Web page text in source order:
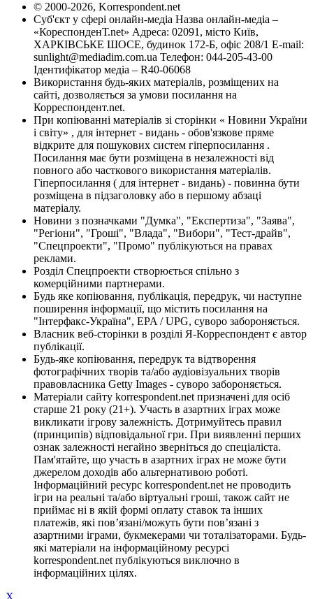
© 2000-2026, Korrespondent.net
Суб'єкт у сфері онлайн-медіа Назва онлайн-медіа –
«КореспонденТ.net» Адреса: 02091, місто Київ,
ХАРКІВСЬКЕ ШОСЕ, будинок 172-Б, офіс 208/1 E-mail:
sunlight@mediadim.com.ua Телефон: 044-205-43-00
Ідентифікатор медіа – R40-06068
Використання будь-яких матеріалів, розміщених на
сайті, дозволяється за умови посилання на
Корреспондент.net.
При копіюванні матеріалів зі сторінки « Новини України
і світу» , для інтернет - видань - обов'язкове пряме
відкрите для пошукових систем гіперпосилання .
Посилання має бути розміщена в незалежності від
повного або часткового використання матеріалів.
Гіперпосилання ( для інтернет - видань) - повинна бути
розміщена в підзаголовку або в першому абзаці
матеріалу.
Новини з позначками "Думка", "Експертиза", "Заява",
"Регіони", "Гроші", "Влада", "Вибори", "Тест-драйв",
"Спецпроекти", "Промо" публікуються на правах
реклами.
Розділ Спецпроекти створюється спільно з
комерційними партнерами.
Будь яке копіювання, публікація, передрук, чи наступне
поширення інформації, що містить посилання на
"Інтерфакс-Україна", EPA / UPG, суворо забороняється.
Власник веб-сторінки в розділі Я-Корреспондент є автор
публікації.
Будь-яке копіювання, передрук та відтворення
фотографічних творів та/або аудіовізуальних творів
правовласника Getty Images - суворо забороняється.
Матеріали сайту korrespondent.net призначені для осіб
старше 21 року (21+). Участь в азартних іграх може
викликати ігрову залежність. Дотримуйтесь правил
(принципів) відповідальної гри. При виявленні перших
ознак залежності негайно зверніться до спеціаліста.
Пам'ятайте, що участь в азартних іграх не може бути
джерелом доходів або альтернативою роботі.
Інформаційний ресурс korrespondent.net не проводить
ігри на реальні та/або віртуальні гроші, також сайт не
приймає ні в якій формі оплату ставок та інших
платежів, які пов’язані/можуть бути пов’язані з
азартними іграми, букмекерами чи тоталізаторами. Будь-
які матеріали на інформаційному ресурсі
korrespondent.net публікуються виключно в
інформаційних цілях.